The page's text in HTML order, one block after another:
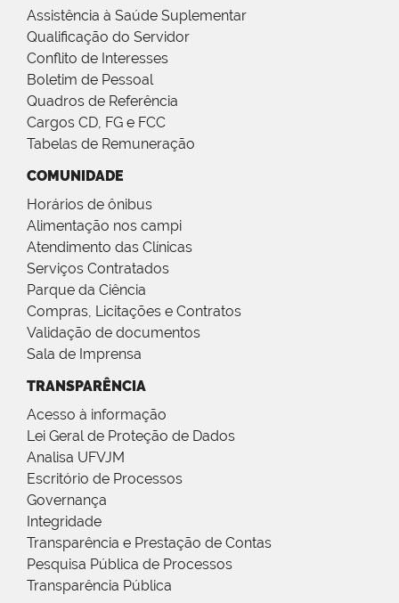
Assistência à Saúde Suplementar
Qualificação do Servidor
Conflito de Interesses
Boletim de Pessoal
Quadros de Referência
Cargos CD, FG e FCC
Tabelas de Remuneração
COMUNIDADE
Horários de ônibus
Alimentação nos campi
Atendimento das Clínicas
Serviços Contratados
Parque da Ciência
Compras, Licitações e Contratos
Validação de documentos
Sala de Imprensa
TRANSPARÊNCIA
Acesso à informação
Lei Geral de Proteção de Dados
Analisa UFVJM
Escritório de Processos
Governança
Integridade
Transparência e Prestação de Contas
Pesquisa Pública de Processos
Transparência Pública